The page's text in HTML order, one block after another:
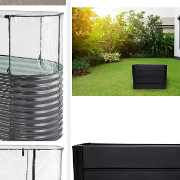
und
160x80x82 cm